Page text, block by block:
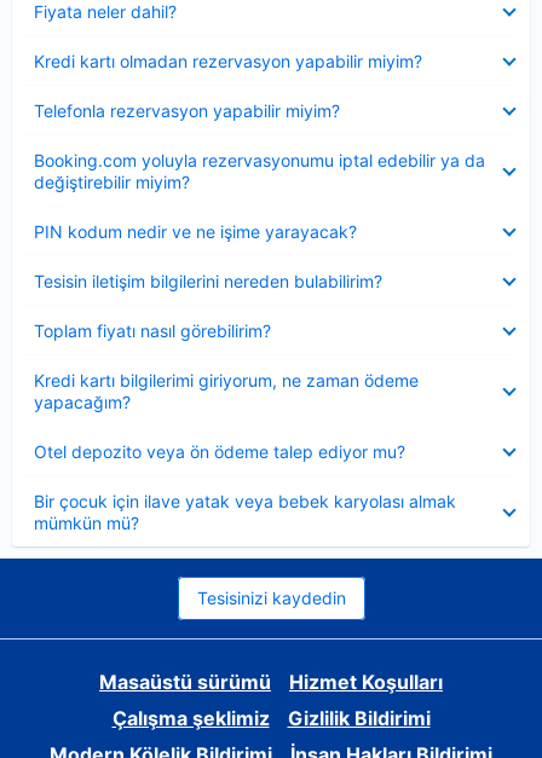
Fiyata neler dahil?
Kredi kartı olmadan rezervasyon yapabilir miyim?
Telefonla rezervasyon yapabilir miyim?
Booking.com yoluyla rezervasyonumu iptal edebilir ya da
değiştirebilir miyim?
PIN kodum nedir ve ne işime yarayacak?
Tesisin iletişim bilgilerini nereden bulabilirim?
Toplam fiyatı nasıl görebilirim?
Kredi kartı bilgilerimi giriyorum, ne zaman ödeme
yapacağım?
Otel depozito veya ön ödeme talep ediyor mu?
Bir çocuk için ilave yatak veya bebek karyolası almak
mümkün mü?
Tesisinizi kaydedin
Masaüstü sürümü
Hizmet Koşulları
Çalışma şeklimiz
Gizlilik Bildirimi